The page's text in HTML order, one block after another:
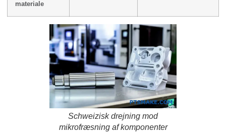
materiale
Schweizisk drejning mod
mikrofræsning af komponenter